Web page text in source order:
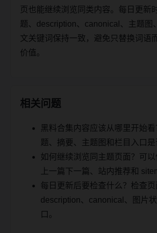
页也能继续浏览同类内容。每日更新
题、description、canonical、主题图
文关键词保持一致，避免只替换词语
价值。
相关问题
黑料合集内容应该从哪里开始
题、摘要、主题图和栏目入口是
如何继续浏览同主题页面？可以
上一篇下一篇、站内推荐和
每日更新后要检查什么？检查页
description、canonical、图片
口。